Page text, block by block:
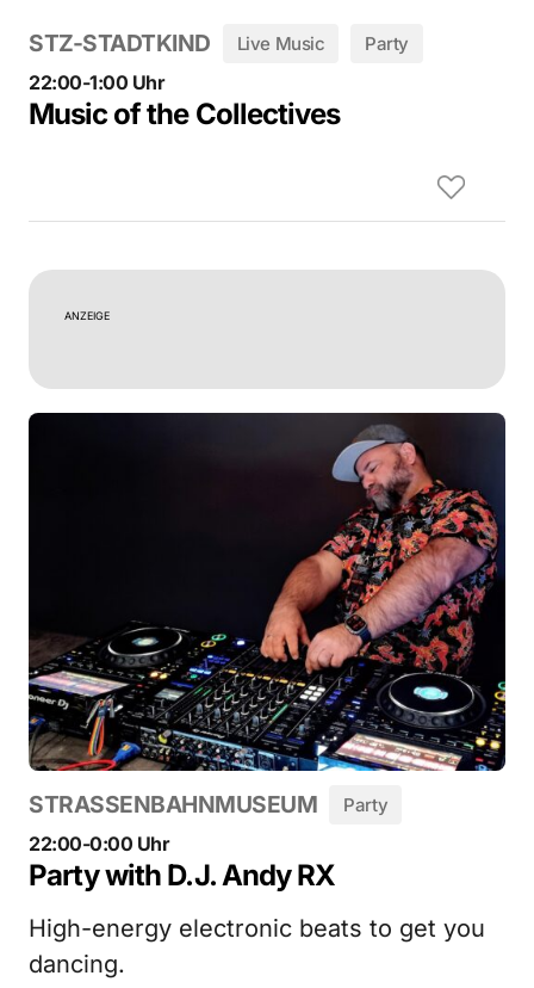
STZ-STADTKIND Live Music Party
22:00-1:00 Uhr
Music of the Collectives
ANZEIGE
STRASSENBAHNMUSEUM Party
22:00-0:00 Uhr
Party with D.J. Andy RX
High-energy electronic beats to get you
dancing.